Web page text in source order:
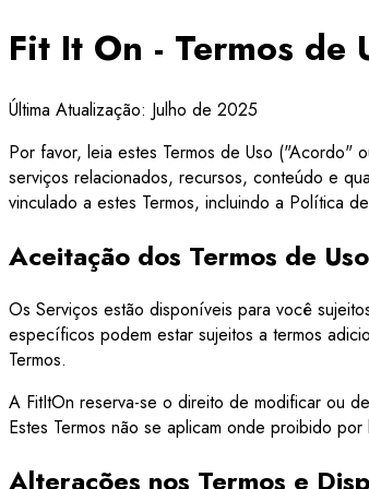
Fit It On - Termos de
Última Atualização: Julho de 2025
Por favor, leia estes Termos de Uso ("Acordo"
serviços relacionados, recursos, conteúdo e
vinculado a estes Termos, incluindo a Política
Aceitação dos Termos de Uso
Os Serviços estão disponíveis para você
específicos podem estar sujeitos a termos
Termos.
A FitItOn reserva-se o direito de modificar ou
Estes Termos não se aplicam onde proibido
Alterações nos Termos e